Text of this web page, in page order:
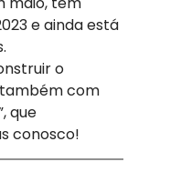
e ainda está
o
com
que
conosco!